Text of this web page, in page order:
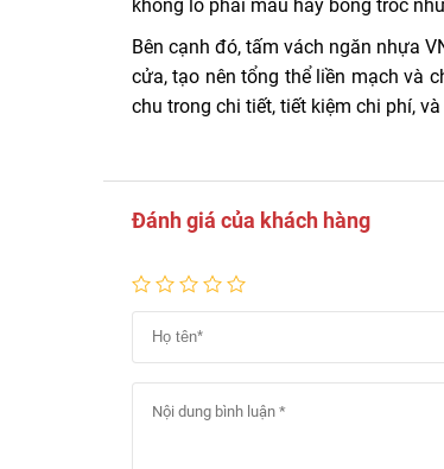
không lo phai màu hay bong tróc
Bên cạnh đó, tấm vách ngăn nhựa
cửa, tạo nên tổng thể liền mạch và
chu trong chi tiết, tiết kiệm chi phí,
Đánh giá của khách hàng